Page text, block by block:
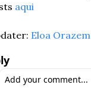
aqui
Eloa Orazem